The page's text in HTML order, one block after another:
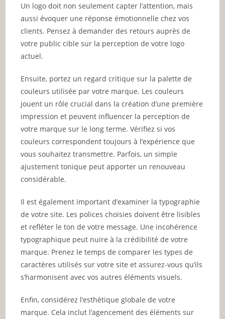
Un logo doit non seulement capter l’attention, mais
aussi évoquer une réponse émotionnelle chez vos
clients. Pensez à demander des retours auprès de
votre public cible sur la perception de votre logo
actuel.
Ensuite, portez un regard critique sur la palette de
couleurs utilisée par votre marque. Les couleurs
jouent un rôle crucial dans la création d’une première
impression et peuvent influencer la perception de
votre marque sur le long terme. Vérifiez si vos
couleurs correspondent toujours à l’expérience que
vous souhaitez transmettre. Parfois, un simple
ajustement tonique peut apporter un renouveau
considérable.
Il est également important d’examiner la typographie
de votre site. Les polices choisies doivent être lisibles
et refléter le ton de votre message. Une incohérence
typographique peut nuire à la crédibilité de votre
marque. Prenez le temps de comparer les types de
caractères utilisés sur votre site et assurez-vous qu’ils
s’harmonisent avec vos autres éléments visuels.
Enfin, considérez l’esthétique globale de votre
marque. Cela inclut l’agencement des éléments sur